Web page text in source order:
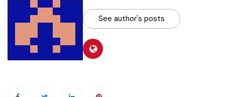
See author's posts